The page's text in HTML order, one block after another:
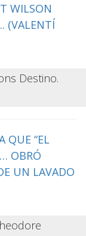
WILSON
(VALENTÍ
Destino.
QUE “EL
OBRÓ
UN LAVADO